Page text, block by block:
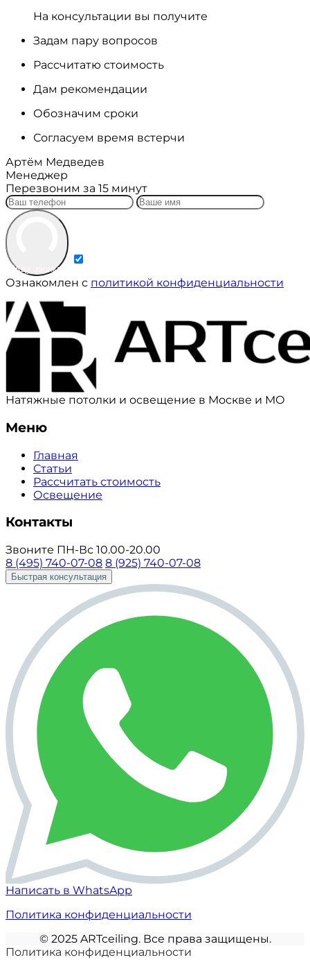
На консультации вы получите
Задам пару вопросов
Рассчитатю стоимость
Дам рекомендации
Обозначим сроки
Согласуем время встерчи
Артём Медведев
Менеджер
Перезвоним за 15 минут
Жду звонка
Ознакомлен с политикой конфиденциальности
Натяжные потолки и освещение в Москве и МО
Меню
Главная
Статьи
Рассчитать стоимость
Освещение
Контакты
Звоните ПН-Вс 10.00-20.00
8 (495) 740-07-08 8 (925) 740-07-08
Быстрая консультация
Написать в WhatsApp
Политика конфиденциальности
©️ 2025 ARTceiling. Все права защищены.
Политика конфиденциальности